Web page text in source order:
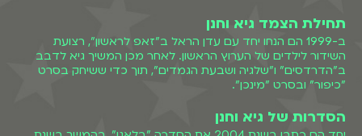
תחילת הצמד גיא וחנן
ב-1999 הם הנחו יחד עם עדן הראל ב"זאפ לראשון", רצועת
השידור לילדים של הערוץ הראשון. לאחר מכן המשיך גיא לדבב
ב"הדרדסים" ו"שלגיה ושבעת הגמדים", תוך כדי ששיחק בסרט
"כיפור" ובסרט "מינכן".
הסדרות של גיא וחנן